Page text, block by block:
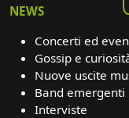
NEWS
Concerti ed
Gossip e
Nuove uscite
Band emergenti
Interviste